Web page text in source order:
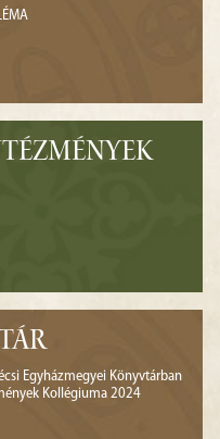
Egyházmegyei Könyvtárban
Kollégiuma 2024